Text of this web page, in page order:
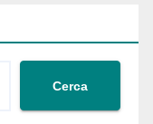
Cerca